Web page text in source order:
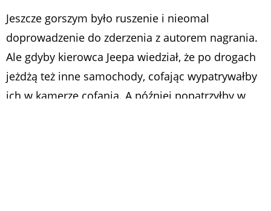
Jeszcze gorszym było ruszenie i nieomal
doprowadzenie do zderzenia z autorem nagrania.
Ale gdyby kierowca Jeepa wiedział, że po drogach
jeżdżą też inne samochody, cofając wypatrywałby
ich w kamerze cofania. A później popatrzyłby w